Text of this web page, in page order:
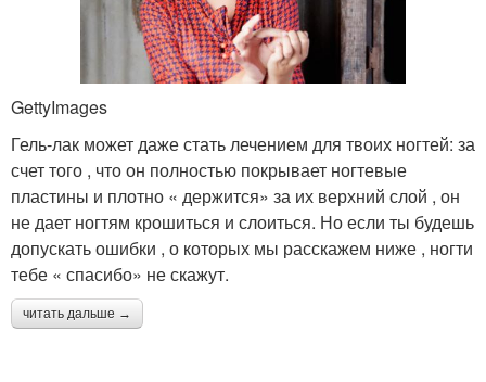
GettyImages
Гель-лак может даже стать лечением для твоих ногтей: за
счет того , что он полностью покрывает ногтевые
пластины и плотно « держится» за их верхний слой , он
не дает ногтям крошиться и слоиться. Но если ты будешь
допускать ошибки , о которых мы расскажем ниже , ногти
тебе « спасибо» не скажут.
читать дальше →